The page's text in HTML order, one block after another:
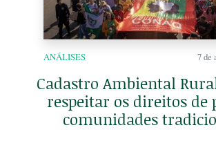
ANÁLISES 7 de
Cadastro Ambiental
respeitar os direitos de
comunidades